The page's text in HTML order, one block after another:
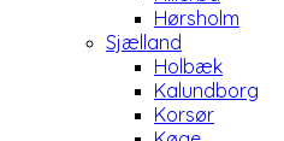
Hørsholm
Sjælland
Holbæk
Kalundborg
Korsør